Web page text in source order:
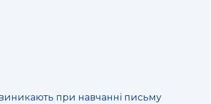
при навчанні письму